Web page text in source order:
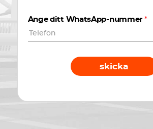
Ange ditt WhatsApp-nummer *
skicka